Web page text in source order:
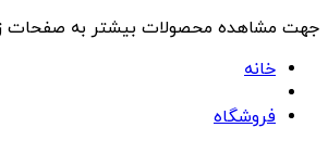
جهت مشاهده محصولات بیشتر به صفحات
خانه
فروشگاه